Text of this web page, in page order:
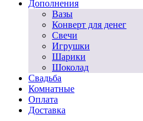
Дополнения
Вазы
Конверт для денег
Свечи
Игрушки
Шарики
Шоколад
Свадьба
Комнатные
Оплата
Доставка